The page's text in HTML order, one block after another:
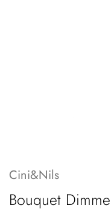
Cini&Nils
Bouquet